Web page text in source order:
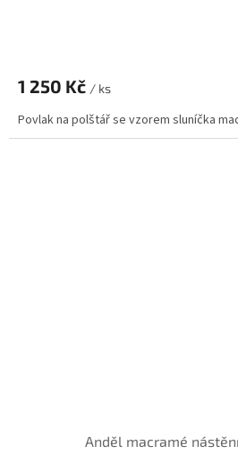
1 250 Kč / ks
Povlak na polštář se vzorem sluníčka
Anděl macramé